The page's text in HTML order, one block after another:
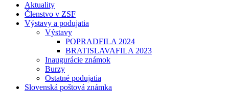
Aktuality
Členstvo v ZSF
Výstavy a podujatia
Výstavy
POPRADFILA 2024
BRATISLAVAFILA 2023
Inaugurácie známok
Burzy
Ostatné podujatia
Slovenská poštová známka